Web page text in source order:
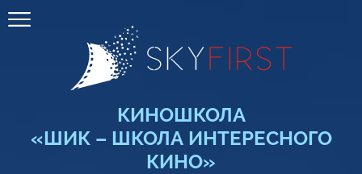
КИНОШКОЛА
«ШИК – ШКОЛА ИНТЕРЕСНОГО
КИНО»